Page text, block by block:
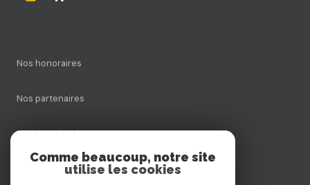
Nos honoraires
Nos partenaires
Mentions légales
Comme beaucoup, notre site
utilise les cookies